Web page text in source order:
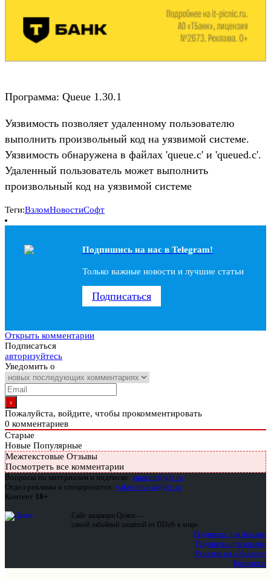
Программа: Queue 1.30.1
Уязвимость позволяет удаленному пользователю
выполнить произвольный код на уязвимой системе.
Уязвимость обнаружена в файлах 'queue.c' и 'queued.c'.
Удаленный пользователь может выполнить
произвольный код на уязвимой системе
Теги:ВзломНовостиСофт
Подпишись на наc в Telegram!
Только важные новости и лучшие статьи
Подписаться
Открыть комментарии
Подписаться
авторизуйтесь
Уведомить о
Пожалуйста, войдите, чтобы прокомментировать
0 комментариев
Старые
Новые Популярные
Межтекстовые Отзывы
Посмотреть все комментарии
Вопросы по материалам и подписке: support@glc.ru
Отдел рекламы и спецпроектов: yakovleva.a@glc.ru
Контент 18+
Сайт защищен Qrator —
самой забойной защитой от DDoS в мире
Подписка для физлиц
Подписка для юрлиц
Реклама на «Хакере»
Контакты